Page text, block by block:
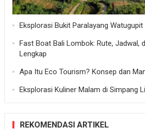
Eksplorasi Bukit Paralayang
Fast Boat Bali Lombok: Rute, Jadwal,
Lengkap
Apa Itu Eco Tourism? Konsep dan
Eksplorasi Kuliner Malam di Simpang
REKOMENDASI ARTIKEL